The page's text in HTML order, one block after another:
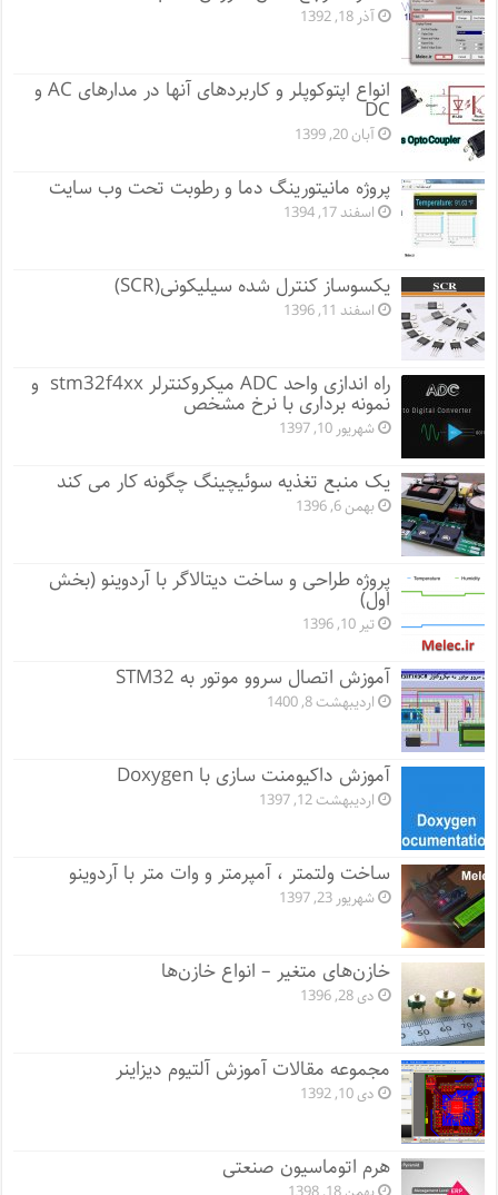
آذر 18, 1392
انواع اپتوکوپلر و کاربردهای آنها در مدارهای AC و
DC
آبان 20, 1399
پروژه مانيتورينگ دما و رطوبت تحت وب سایت
اسفند 17, 1394
یکسوساز کنترل شده سیلیکونی(SCR)
اسفند 11, 1396
راه اندازی واحد ADC میکروکنترلر stm32f4xx و
نمونه برداری با نرخ مشخص
شهریور 10, 1397
یک منبع تغذیه سوئیچینگ چگونه کار می کند
بهمن 6, 1396
پروژه طراحی و ساخت دیتالاگر با آردوینو (بخش
اول)
تیر 10, 1396
آموزش اتصال سروو موتور به STM32
اردیبهشت 8, 1400
آموزش داکیومنت سازی با Doxygen
اردیبهشت 12, 1397
ساخت ولتمتر ، آمپرمتر و وات متر با آردوینو
شهریور 23, 1397
خازن‌های متغیر – انواع خازن‌ها
دی 28, 1396
مجموعه مقالات آموزش آلتیوم دیزاینر
دی 10, 1392
هرم اتوماسیون صنعتی